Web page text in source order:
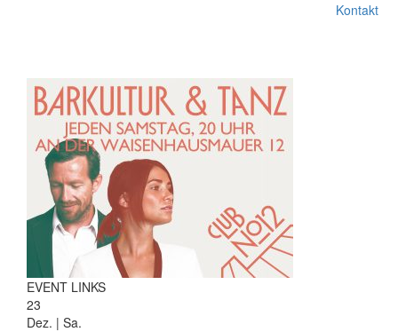
Kontakt
EVENT LINKS
23
Dez. | Sa.